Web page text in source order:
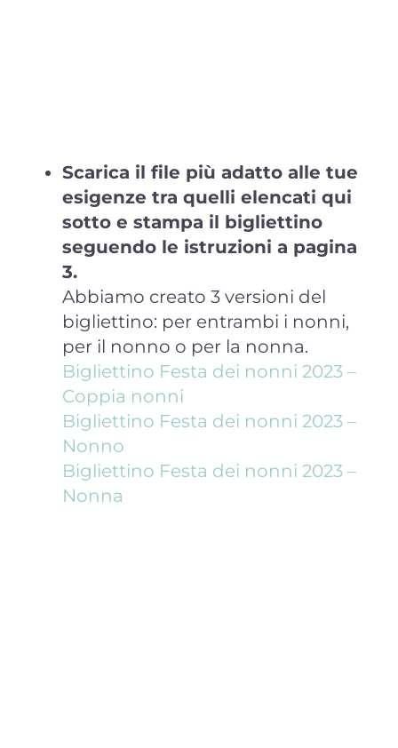
Scarica il file più adatto alle tue
esigenze tra quelli elencati qui
sotto e stampa il bigliettino
seguendo le istruzioni a pagina
3.
Abbiamo creato 3 versioni del
bigliettino: per entrambi i nonni,
per il nonno o per la nonna.
Bigliettino Festa dei nonni 2023 –
Coppia nonni
Bigliettino Festa dei nonni 2023 –
Nonno
Bigliettino Festa dei nonni 2023 –
Nonna